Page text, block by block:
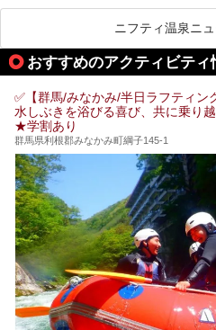
観光客で賑わう人気温
「中生館」は四万温泉
質の良さ(特に美人湯効
的存在です。今回は筆
事・客室・共有スペー
ニフティ温泉ニ
おすすめのアクティビティ
✅【群馬/みなかみ/半日ラフティン
水しぶきを浴びる喜び、共に乗り
★学割あり
群馬県利根郡みなかみ町綱子145-1